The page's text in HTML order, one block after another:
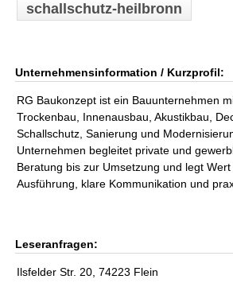
schallschutz-heilbronn
Unternehmensinformation / Kurzprofil:
RG Baukonzept ist ein Bauunternehmen
Trockenbau, Innenausbau, Akustikbau,
Schallschutz, Sanierung und
Unternehmen begleitet private und
Beratung bis zur Umsetzung und legt
Ausführung, klare Kommunikation und
Leseranfragen:
Ilsfelder Str. 20, 74223 Flein